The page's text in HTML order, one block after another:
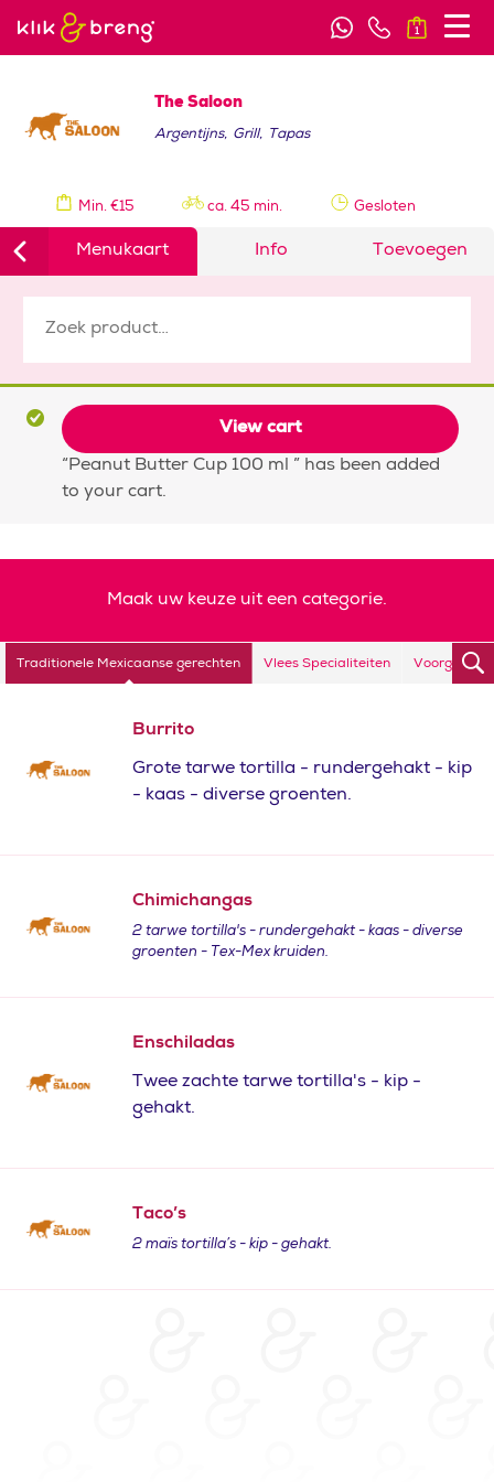
1
The Saloon
Argentijns, Grill, Tapas
Min. €15 ca. 45 min. Gesloten
Menukaart Info Toevoegen
View cart
“Peanut Butter Cup 100 ml ” has been added
to your cart.
Maak uw keuze uit een categorie.
Traditionele Mexicaanse gerechten Vlees Specialiteiten
Burrito
Grote tarwe tortilla - rundergehakt - kip
- kaas - diverse groenten.
Chimichangas
2 tarwe tortilla's - rundergehakt - kaas - diverse
groenten - Tex-Mex kruiden.
Enschiladas
Twee zachte tarwe tortilla's - kip -
gehakt.
Taco’s
2 maïs tortilla’s - kip - gehakt.